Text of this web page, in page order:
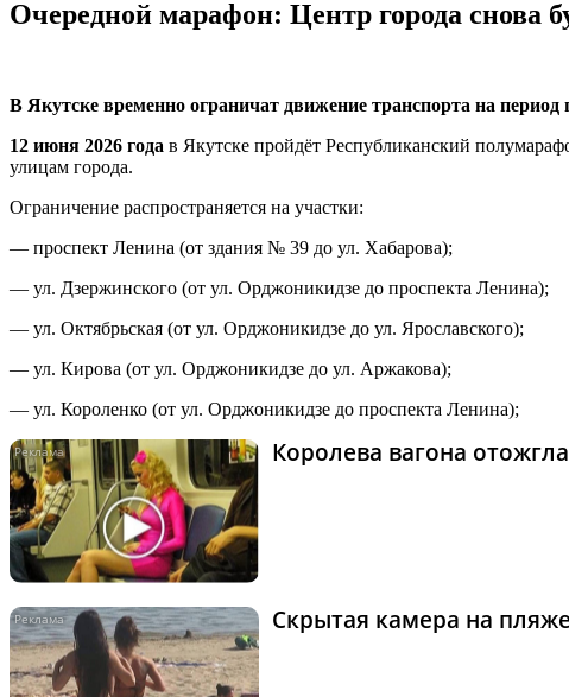
Очередной марафон: Центр города снова
В Якутске временно ограничат движение транспорта на
12 июня 2026 года в Якутске пройдёт Республиканский
улицам города.
Ограничение распространяется на участки:
— проспект Ленина (от здания № 39 до ул. Хабарова);
— ул. Дзержинского (от ул. Орджоникидзе до проспекта Ленина);
— ул. Октябрьская (от ул. Орджоникидзе до ул. Ярославского);
— ул. Кирова (от ул. Орджоникидзе до ул. Аржакова);
— ул. Короленко (от ул. Орджоникидзе до проспекта Ленина);
Королева вагона
Скрытая камера на